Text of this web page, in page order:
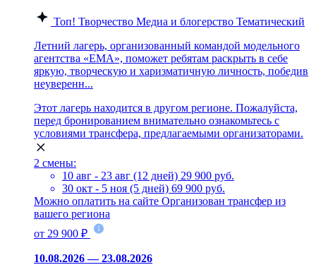
Топ! Творчество Медиа и блогерство Тематический
Летний лагерь, организованный командой модельного
агентства «EMA», поможет ребятам раскрыть в себе
яркую, творческую и харизматичную личность, победив
неуверенн...
Этот лагерь находится в другом регионе. Пожалуйста,
перед бронированием внимательно ознакомьтесь с
условиями трансфера, предлагаемыми организаторами.
2 смены:
10 авг - 23 авг (12 дней) 29 900 руб.
30 окт - 5 ноя (5 дней) 69 900 руб.
Можно оплатить на сайте Организован трансфер из
вашего региона
от 29 900 ₽
10.08.2026 — 23.08.2026